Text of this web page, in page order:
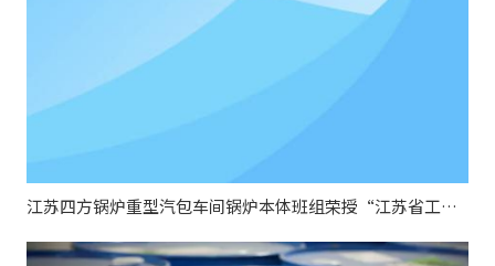
江苏四方锅炉重型汽包车间锅炉本体班组荣授“江苏省工人先锋号”